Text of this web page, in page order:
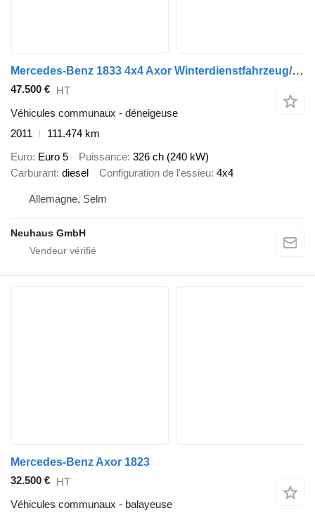
Mercedes-Benz 1833 4x4 Axor Winterdienstfahrzeug/Salzstreuer
47.500 € HT
Véhicules communaux - déneigeuse
2011
111.474 km
Euro Euro 5 Puissance 326 ch (240 kW)
Carburant diesel Configuration de l'essieu 4x4
Allemagne, Selm
Neuhaus GmbH
Mercedes-Benz Axor 1823
32.500 € HT
Véhicules communaux - balayeuse